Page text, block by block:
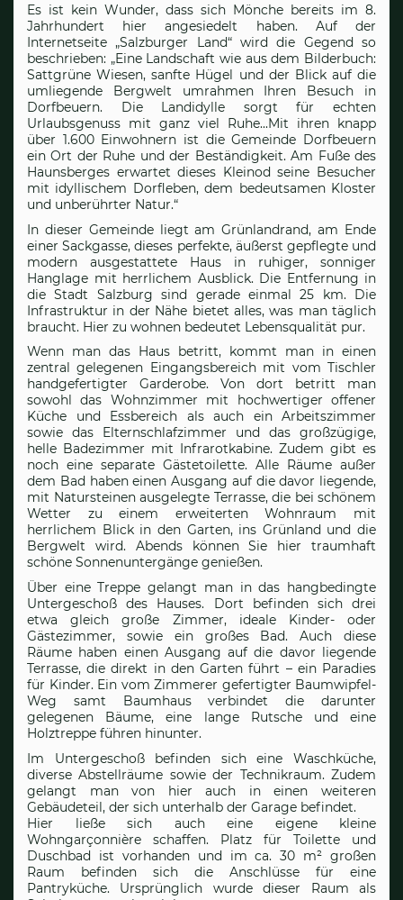
Es ist kein Wunder, dass sich Mönche bereits im 8.
Jahrhundert hier angesiedelt haben. Auf der
Internetseite „Salzburger Land“ wird die Gegend so
beschrieben: „Eine Landschaft wie aus dem Bilderbuch:
Sattgrüne Wiesen, sanfte Hügel und der Blick auf die
umliegende Bergwelt umrahmen Ihren Besuch in
Dorfbeuern. Die Landidylle sorgt für echten
Urlaubsgenuss mit ganz viel Ruhe...Mit ihren knapp
über 1.600 Einwohnern ist die Gemeinde Dorfbeuern
ein Ort der Ruhe und der Beständigkeit. Am Fuße des
Haunsberges erwartet dieses Kleinod seine Besucher
mit idyllischem Dorfleben, dem bedeutsamen Kloster
und unberührter Natur.“
In dieser Gemeinde liegt am Grünlandrand, am Ende
einer Sackgasse, dieses perfekte, äußerst gepflegte und
modern ausgestattete Haus in ruhiger, sonniger
Hanglage mit herrlichem Ausblick. Die Entfernung in
die Stadt Salzburg sind gerade einmal 25 km. Die
Infrastruktur in der Nähe bietet alles, was man täglich
braucht. Hier zu wohnen bedeutet Lebensqualität pur.
Wenn man das Haus betritt, kommt man in einen
zentral gelegenen Eingangsbereich mit vom Tischler
handgefertigter Garderobe. Von dort betritt man
sowohl das Wohnzimmer mit hochwertiger offener
Küche und Essbereich als auch ein Arbeitszimmer
sowie das Elternschlafzimmer und das großzügige,
helle Badezimmer mit Infrarotkabine. Zudem gibt es
noch eine separate Gästetoilette. Alle Räume außer
dem Bad haben einen Ausgang auf die davor liegende,
mit Natursteinen ausgelegte Terrasse, die bei schönem
Wetter zu einem erweiterten Wohnraum mit
herrlichem Blick in den Garten, ins Grünland und die
Bergwelt wird. Abends können Sie hier traumhaft
schöne Sonnenuntergänge genießen.
Über eine Treppe gelangt man in das hangbedingte
Untergeschoß des Hauses. Dort befinden sich drei
etwa gleich große Zimmer, ideale Kinder- oder
Gästezimmer, sowie ein großes Bad. Auch diese
Räume haben einen Ausgang auf die davor liegende
Terrasse, die direkt in den Garten führt – ein Paradies
für Kinder. Ein vom Zimmerer gefertigter Baumwipfel-
Weg samt Baumhaus verbindet die darunter
gelegenen Bäume, eine lange Rutsche und eine
Holztreppe führen hinunter.
Im Untergeschoß befinden sich eine Waschküche,
diverse Abstellräume sowie der Technikraum. Zudem
gelangt man von hier auch in einen weiteren
Gebäudeteil, der sich unterhalb der Garage befindet.
Hier ließe sich auch eine eigene kleine
Wohngarçonnière schaffen. Platz für Toilette und
Duschbad ist vorhanden und im ca. 30 m² großen
Raum befinden sich die Anschlüsse für eine
Pantryküche. Ursprünglich wurde dieser Raum als